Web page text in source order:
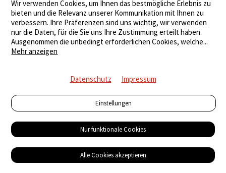
Neue Kücheninstallationsplatte
NYFFix – im Küchenfach herrscht Ordnung
Wir verwenden Cookies, um Ihnen das bestmögliche Erlebnis zu
bieten und die Relevanz unserer Kommunikation mit Ihnen zu
verbessern. Ihre Präferenzen sind uns wichtig, wir verwenden
nur die Daten, für die Sie uns Ihre Zustimmung erteilt haben.
Ausgenommen die unbedingt erforderlichen Cookies, welche...
Mehr anzeigen
Datenschutz Impressum
Einstellungen
Nur funktionale Cookies
Alle Cookies akzeptieren